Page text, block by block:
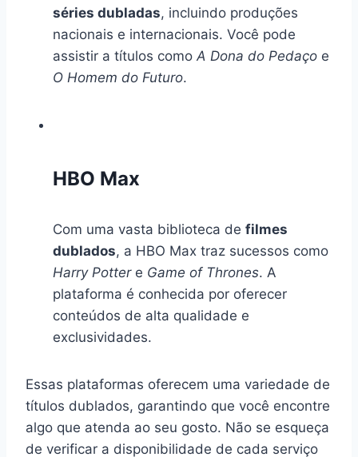
séries dubladas, incluindo produções
nacionais e internacionais. Você pode
assistir a títulos como A Dona do Pedaço e
O Homem do Futuro.
HBO Max
Com uma vasta biblioteca de filmes
dublados, a HBO Max traz sucessos como
Harry Pottere Game of Thrones. A
plataforma é conhecida por oferecer
conteúdos de alta qualidade e
exclusividades.
Essas plataformas oferecem uma variedade de
títulos dublados, garantindo que você encontre
algo que atenda ao seu gosto. Não se esqueça
de verificar a disponibilidade de cada serviço